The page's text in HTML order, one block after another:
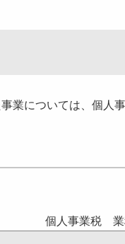
については、個人事
個人事業税 業